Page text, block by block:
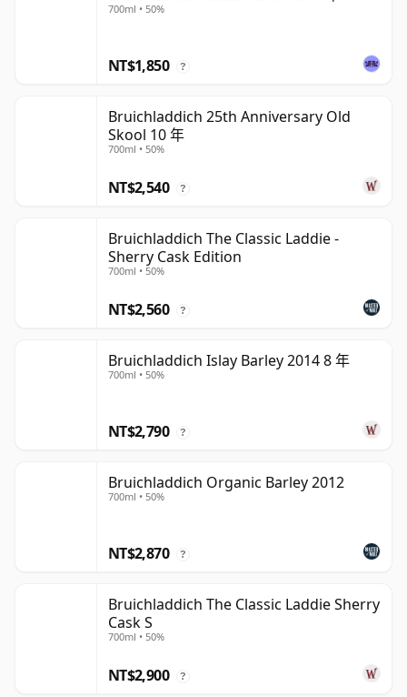
700ml • 50%
NT$1,850 ?
Bruichladdich 25th Anniversary Old
Skool 10 年
700ml • 50%
NT$2,540 ?
Bruichladdich The Classic Laddie -
Sherry Cask Edition
700ml • 50%
NT$2,560 ?
Bruichladdich Islay Barley 2014 8 年
700ml • 50%
NT$2,790 ?
Bruichladdich Organic Barley 2012
700ml • 50%
NT$2,870 ?
Bruichladdich The Classic Laddie Sherry
Cask S
700ml • 50%
NT$2,900 ?